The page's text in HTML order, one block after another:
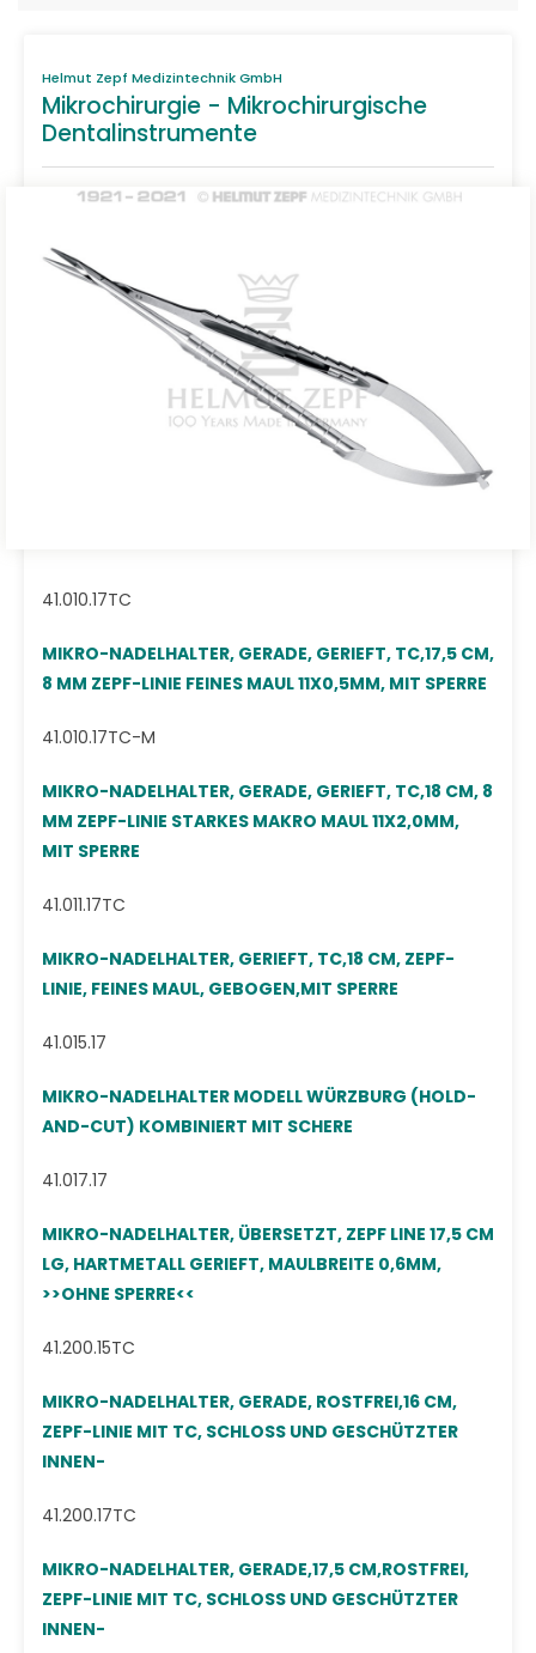
Helmut Zepf Medizintechnik GmbH
Mikrochirurgie - Mikrochirurgische
Dentalinstrumente
41.010.17TC
MIKRO-NADELHALTER, GERADE, GERIEFT, TC,17,5 CM,
8 MM ZEPF-LINIE FEINES MAUL 11X0,5MM, MIT SPERRE
41.010.17TC-M
MIKRO-NADELHALTER, GERADE, GERIEFT, TC,18 CM, 8
MM ZEPF-LINIE STARKES MAKRO MAUL 11X2,0MM,
MIT SPERRE
41.011.17TC
MIKRO-NADELHALTER, GERIEFT, TC,18 CM, ZEPF-
LINIE, FEINES MAUL, GEBOGEN,MIT SPERRE
41.015.17
MIKRO-NADELHALTER MODELL WÜRZBURG (HOLD-
AND-CUT) KOMBINIERT MIT SCHERE
41.017.17
MIKRO-NADELHALTER, ÜBERSETZT, ZEPF LINE 17,5 CM
LG, HARTMETALL GERIEFT, MAULBREITE 0,6MM,
>>OHNE SPERRE<<
41.200.15TC
MIKRO-NADELHALTER, GERADE, ROSTFREI,16 CM,
ZEPF-LINIE MIT TC, SCHLOSS UND GESCHÜTZTER
INNEN-
41.200.17TC
MIKRO-NADELHALTER, GERADE,17,5 CM,ROSTFREI,
ZEPF-LINIE MIT TC, SCHLOSS UND GESCHÜTZTER
INNEN-